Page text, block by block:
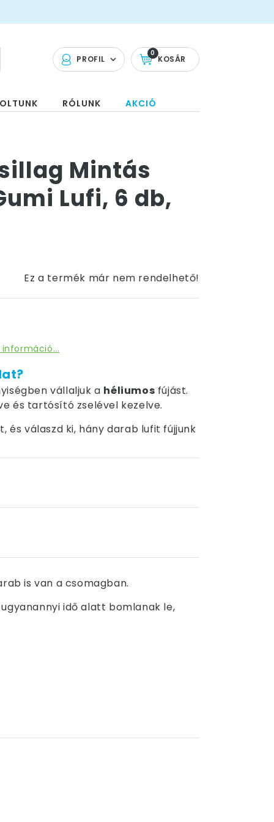
PROFIL KOSÁR
0
RÓLUNK AKCIÓ
Mintás
Lufi, 6 db,
Ez a termék már nem rendelhető!
vállaljuk a héliumos fújást.
és tartósító zselével kezelve.
és válaszd ki, hány darab lufit fújjunk
is van a csomagban.
idő alatt bomlanak le,